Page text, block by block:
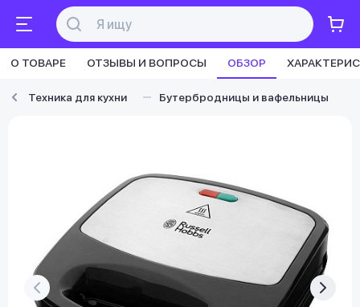
О ТОВАРЕ ОТЗЫВЫ И ВОПРОСЫ ОБЗОР
Техника для кухни Бутербродницы и вафельницы